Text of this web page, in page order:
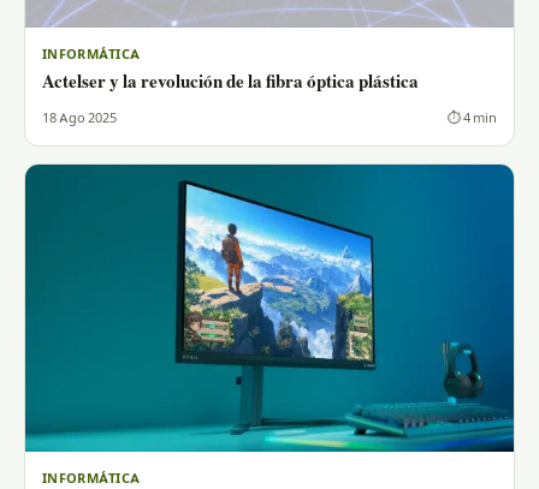
INFORMÁTICA
Actelser y la revolución de la fibra óptica plástica
18 Ago 2025 ⏱ 4 min
INFORMÁTICA